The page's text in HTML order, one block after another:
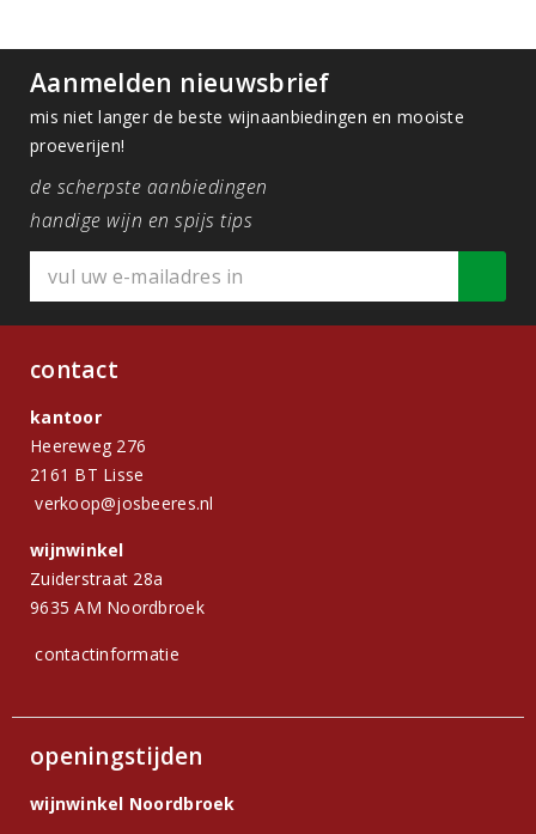
Aanmelden nieuwsbrief
mis niet langer de beste wijnaanbiedingen en mooiste
proeverijen!
de scherpste aanbiedingen
handige wijn en spijs tips
contact
kantoor
Heereweg 276
2161 BT Lisse
verkoop@josbeeres.nl
wijnwinkel
Zuiderstraat 28a
9635 AM Noordbroek
contactinformatie
openingstijden
wijnwinkel Noordbroek